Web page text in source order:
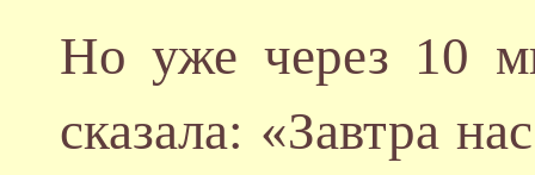
Но уже через 10
сказала: «Завтра